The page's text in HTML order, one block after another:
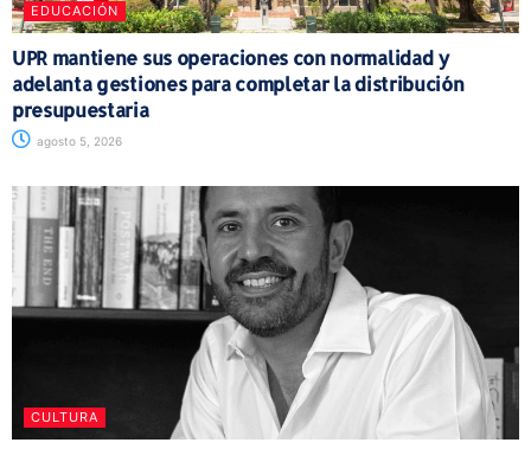
EDUCACIÓN
UPR mantiene sus operaciones con normalidad y
adelanta gestiones para completar la distribución
presupuestaria
agosto 5, 2026
CULTURA